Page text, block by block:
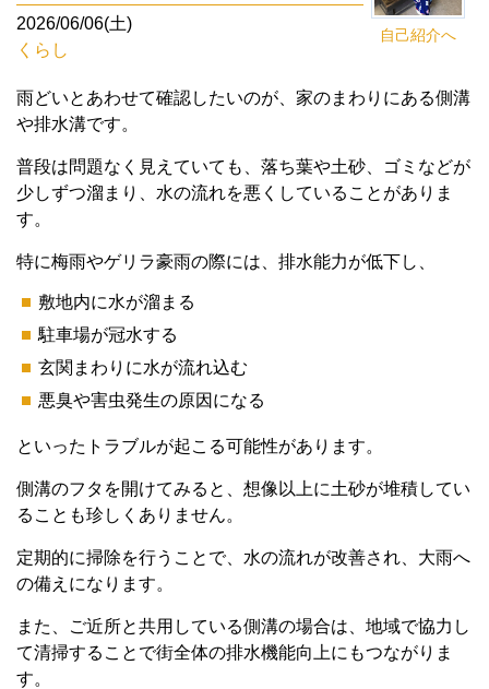
自己紹介へ
2026/06/06(土)
くらし
雨どいとあわせて確認したいのが、家のまわりにある側溝
や排水溝です。
普段は問題なく見えていても、落ち葉や土砂、ゴミなどが
少しずつ溜まり、水の流れを悪くしていることがありま
す。
特に梅雨やゲリラ豪雨の際には、排水能力が低下し、
敷地内に水が溜まる
駐車場が冠水する
玄関まわりに水が流れ込む
悪臭や害虫発生の原因になる
といったトラブルが起こる可能性があります。
側溝のフタを開けてみると、想像以上に土砂が堆積してい
ることも珍しくありません。
定期的に掃除を行うことで、水の流れが改善され、大雨へ
の備えになります。
また、ご近所と共用している側溝の場合は、地域で協力し
て清掃することで街全体の排水機能向上にもつながりま
す。